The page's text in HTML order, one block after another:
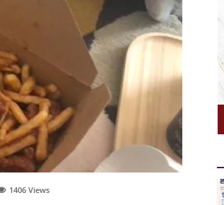
1406 Views